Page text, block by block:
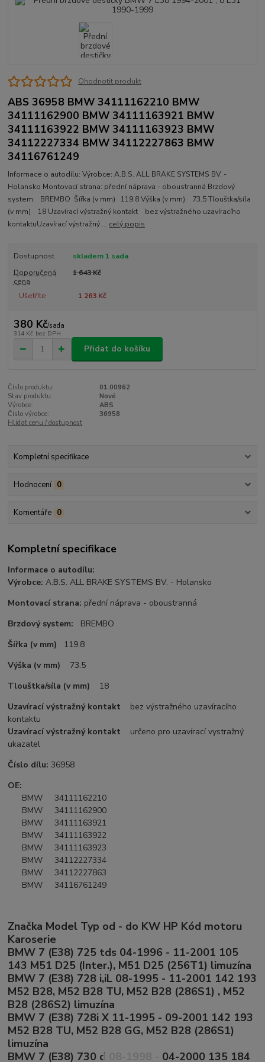
Ohodnotit produkt
ABS 36958 BMW 34111162210 BMW
34111162900 BMW 34111163921 BMW
34111163922 BMW 34111163923 BMW
34112227334 BMW 34112227863 BMW
34116761249
Informace o autodílu: Výrobce: A.B.S. ALL BRAKE SYSTEMS BV. -
Holansko Montovací strana: přední náprava - oboustranná Brzdový
system: BREMBO Šířka (v mm) 119.8 Výška (v mm) 73.5 Tlouštka/síla
(v mm) 18 Uzavírací výstražný kontakt bez výstražného uzavíracího
kontaktuUzavírací výstražný ... celý popis
Dostupnost
skladem 1 sada
Doporučená
cena
1 643 Kč
Ušetříte 1 263 Kč
380 Kč/sada
314 Kč bez DPH
Přidat do košíku
Číslo produktu:
01.00962
Stav produktu:
Nové
Výrobce:
ABS
Číslo výrobce:
36958
Hlídat cenu / dostupnost
Kompletní specifikace
Hodnocení 0
Komentáře 0
Kompletní specifikace
Informace o autodílu:
Výrobce:A.B.S. ALL BRAKE SYSTEMS BV. - Holansko
Montovací strana: přední náprava - oboustranná
Brzdový system: BREMBO
Šířka (v mm) 119.8
Výška (v mm)
73.5
Tlouštka/síla (v mm)
18
Uzavírací výstražný kontakt bez výstražného uzavíracího
kontaktu
Uzavírací výstražný kontakt určeno pro uzavírací vystražný
ukazatel
Číslo dílu: 36958
OE:
BMW 34111162210
BMW 34111162900
BMW 34111163921
BMW 34111163922
BMW 34111163923
BMW 34112227334
BMW 34112227863
BMW 34116761249
Značka Model Typ od - do KW HP Kód motoru
Karoserie
BMW 7 (E38) 725 tds 04-1996 - 11-2001 105
143 M51 D25 (Inter.), M51 D25 (256T1) limuzína
BMW 7 (E38) 728 i,iL 08-1995 - 11-2001 142 193
M52 B28, M52 B28 TU, M52 B28 (286S1) , M52
B28 (286S2) limuzína
BMW 7 (E38) 728i X 11-1995 - 09-2001 142 193
M52 B28 TU, M52 B28 GG, M52 B28 (286S1)
limuzína
BMW 7 (E38) 730 d 08-1998 - 04-2000 135 184